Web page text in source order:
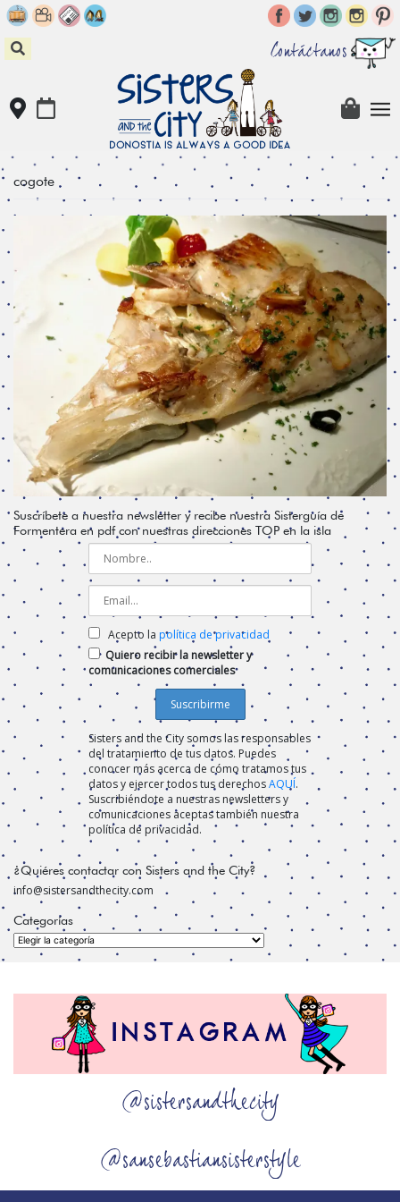
Skip
to
content
Contáctanos
cogote
Suscríbete a nuestra newsletter y recibe nuestra Sisterguía de
Formentera en pdf con nuestras direcciones TOP en la isla
Acepto la política de privacidad
Quiero recibir la newsletter y
comunicaciones comerciales
Sisters and the City somos las responsables
del tratamiento de tus datos. Puedes
conocer más acerca de cómo tratamos tus
datos y ejercer todos tus derechosAQUÍ.
Suscribiéndote a nuestras newsletters y
comunicaciones aceptas también nuestra
política de privacidad.
¿Quiéres contactar con Sisters and the City?
info@sistersandthecity.com
Categorías
Categorías
@sistersandthecity
@sansebastiansisterstyle